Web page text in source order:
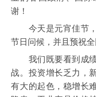
谢！
今天是元宵佳节，
节日问候，并且预祝
我们既要看到成绩
战。投资增长乏力，
有大的起色，稳增长